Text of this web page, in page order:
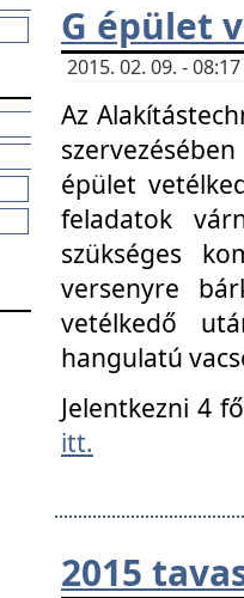
G épület
2015. 02. 09. -
Az
épület
feladatok
szükséges
versenyre
vetélkedő
hangulatú
Jelentkezni 4
itt.
2015